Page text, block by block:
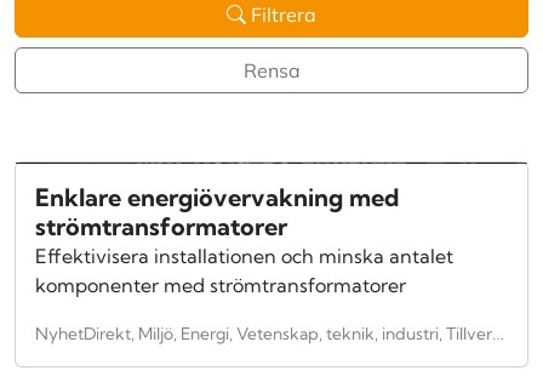
Filtrera
Rensa
Enklare energiövervakning med
strömtransformatorer
Effektivisera installationen och minska antalet
komponenter med strömtransformatorer